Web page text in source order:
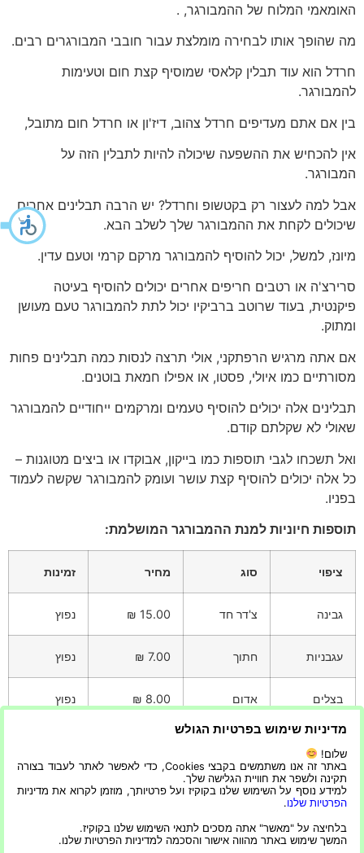
האומאמי המלוח של ההמבורגר, .
מה שהופך אותו לבחירה מומלצת עבור חובבי המבורגרים רבים.
חרדל הוא עוד תבלין קלאסי שמוסיף קצת חום וטעימות
להמבורגר.
בין אם אתם מעדיפים חרדל צהוב, דיז'ון או חרדל חום מתובל,
אין להכחיש את ההשפעה שיכולה להיות לתבלין הזה על
המבורגר.
אבל למה לעצור רק בקטשופ וחרדל? יש הרבה תבלינים אחרים
שיכולים לקחת את ההמבורגר שלך לשלב הבא.
מיונז, למשל, יכול להוסיף להמבורגר מרקם קרמי וטעם עדין.
סרירצ'ה או רטבים חריפים אחרים יכולים להוסיף בעיטה
פיקנטית, בעוד שרוטב ברביקיו יכול לתת להמבורגר טעם מעושן
ומתוק.
אם אתה מרגיש הרפתקני, אולי תרצה לנסות כמה תבלינים פחות
מסורתיים כמו איולי, פסטו, או אפילו חמאת בוטנים.
תבלינים אלה יכולים להוסיף טעמים ומרקמים ייחודיים להמבורגר
שאולי לא שקלתם קודם.
ואל תשכחו לגבי תוספות כמו בייקון, אבוקדו או ביצים מטוגנות –
כל אלה יכולים להוסיף קצת עושר ועומק להמבורגר שקשה לעמוד
בפניו.
תוספות חיוניות למנת ההמבורגר המושלמת:
ציפוי סוג מחיר זמינות
גבינה צ'דר חד 15.00 ₪ נפוץ
עגבניות חתוך 7.00 ₪ נפוץ
בצלים אדום 8.00 ₪ נפוץ
בסופו של דבר, השילוב המתחשב של תוספות החובה הללו
הוא שיוצר מנת המבורגר בלתי נשכחת.
מגזין צרכנות אישית נבונה עם כל המידע העדכני ביותר
מדיניות שימוש בפרטיות הגולש
שלום!
באתר זה אנו משתמשים בקבצי Cookies, כדי לאפשר לאתר לעבוד בצורה
תקינה ולשפר את חוויית הגלישה שלך.
למידע נוסף על השימוש שלנו בקוקיז ועל פרטיותך, מוזמן לקרוא את מדיניות
הפרטיות שלנו.
בלחיצה על "מאשר" אתה מסכים לתנאי השימוש שלנו בקוקיז.
המשך שימוש באתר מהווה אישור והסכמה למדיניות הפרטיות שלנו.